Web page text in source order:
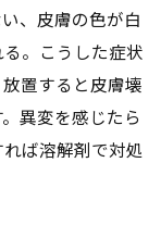
、皮膚の色が白
。こうした症状
置すると皮膚壊
異変を感じたら
ば溶解剤で対処